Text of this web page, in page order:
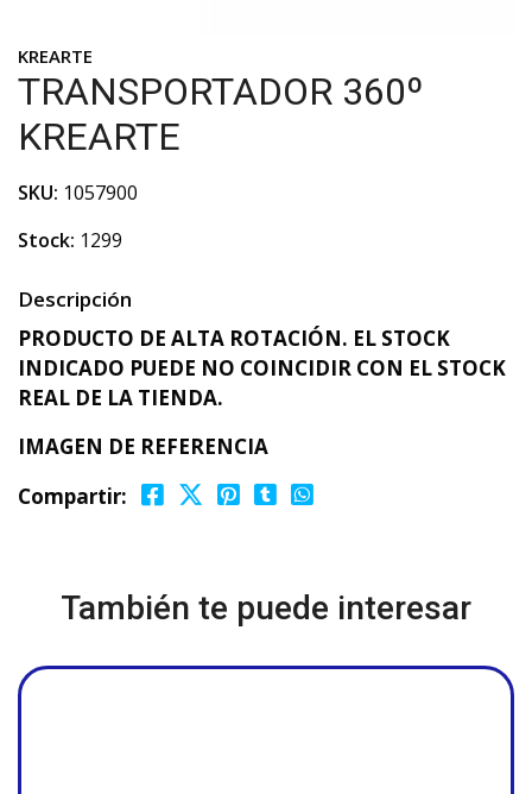
KREARTE
TRANSPORTADOR 360º
KREARTE
SKU: 1057900
Stock: 1299
Descripción
PRODUCTO DE ALTA ROTACIÓN. EL STOCK
INDICADO PUEDE NO COINCIDIR CON EL STOCK
REAL DE LA TIENDA.
IMAGEN DE REFERENCIA
Compartir:
También te puede interesar